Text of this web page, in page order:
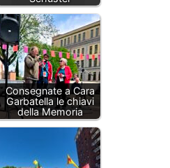
Consegnate a Cara
Garbatella le chiavi
della Memoria